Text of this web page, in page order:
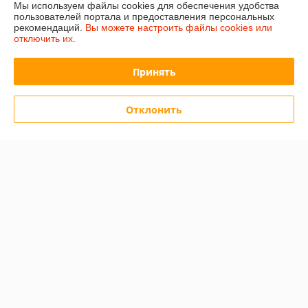
Полная версия сайта
Политика обработки cookies
Сайт создан на платформе Deal.by
Мы используем файлы cookies для обеспечения удобства
пользователей портала и предоставления персональных
рекомендаций. Вы можете настроить файлы cookies или
отключить их.
Принять
Отклонить